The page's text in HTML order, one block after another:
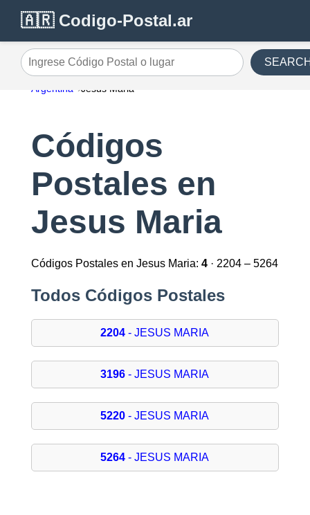
🇦🇷 Codigo-Postal.ar
Ingrese Código Postal o lugar
Argentina Jesus Maria
Códigos
Postales en
Jesus Maria
Códigos Postales en Jesus Maria: 4· 2204 – 5264
Todos Códigos Postales
2204 - JESUS MARIA
3196 - JESUS MARIA
5220 - JESUS MARIA
5264 - JESUS MARIA